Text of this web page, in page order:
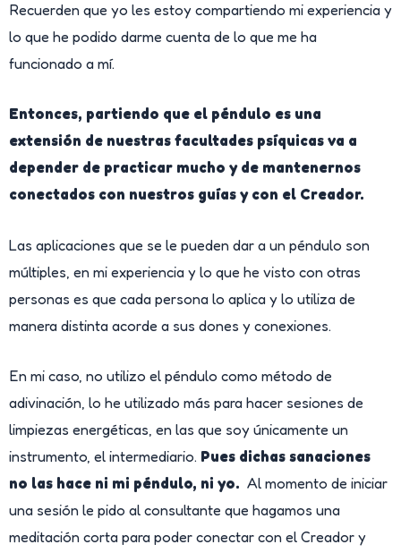
Recuerden que yo les estoy compartiendo mi experiencia y
lo que he podido darme cuenta de lo que me ha
funcionado a mí.
Entonces, partiendo que el péndulo es una
extensión de nuestras facultades psíquicas va a
depender de practicar mucho y de mantenernos
conectados con nuestros guías y con el Creador.
Las aplicaciones que se le pueden dar a un péndulo son
múltiples, en mi experiencia y lo que he visto con otras
personas es que cada persona lo aplica y lo utiliza de
manera distinta acorde a sus dones y conexiones.
En mi caso, no utilizo el péndulo como método de
adivinación, lo he utilizado más para hacer sesiones de
limpiezas energéticas, en las que soy únicamente un
instrumento, el intermediario. Pues dichas sanaciones
no las hace ni mi péndulo, ni yo. Al momento de iniciar
una sesión le pido al consultante que hagamos una
meditación corta para poder conectar con el Creador y